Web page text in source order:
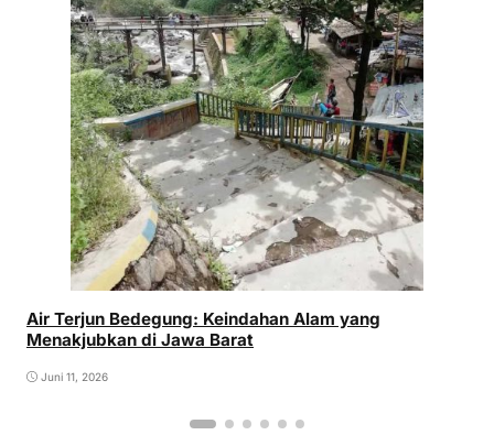
Air Terjun Bedegung: Keindahan Alam yang
Menakjubkan di Jawa Barat
Juni 11, 2026